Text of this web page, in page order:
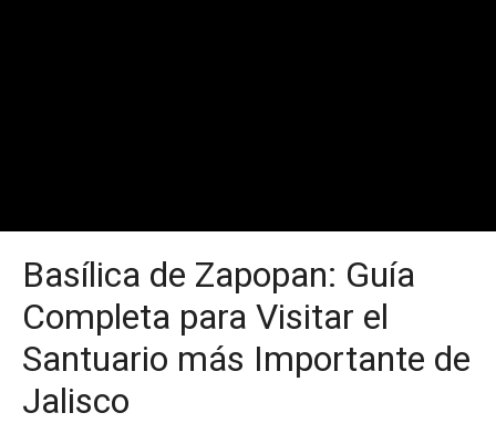
Basílica de Zapopan: Guía
Completa para Visitar el
Santuario más Importante de
Jalisco